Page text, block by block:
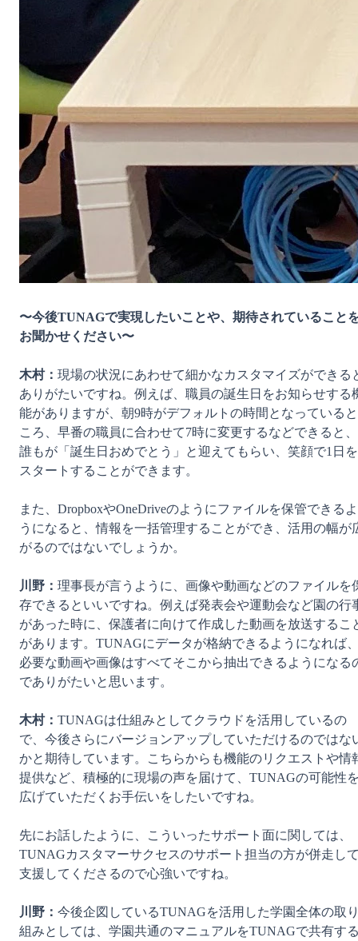
〜今後TUNAGで実現したいことや、期待されていること
お聞かせください〜
木村： 現場の状況にあわせて細かなカスタマイズができる
ありがたいですね。例えば、職員の誕生日をお知らせする
能がありますが、朝9時がデフォルトの時間となっていると
ころ、早番の職員に合わせて7時に変更するなどできると、
誰もが「誕生日おめでとう」と迎えてもらい、笑顔で1日を
スタートすることができます。
また、DropboxやOneDriveのようにファイルを保管できるよ
うになると、情報を一括管理することができ、活用の幅が
がるのではないでしょうか。
川野： 理事長が言うように、画像や動画などのファイルを
存できるといいですね。例えば発表会や運動会など園の行
があった時に、保護者に向けて作成した動画を放送するこ
があります。TUNAGにデータが格納できるようになれば
必要な動画や画像はすべてそこから抽出できるようになる
でありがたいと思います。
木村： TUNAGは仕組みとしてクラウドを活用しているの
で、今後さらにバージョンアップしていただけるのではな
かと期待しています。こちらからも機能のリクエストや情
提供など、積極的に現場の声を届けて、TUNAGの可能性
広げていただくお手伝いをしたいですね。
先にお話したように、こういったサポート面に関しては、
TUNAGカスタマーサクセスのサポート担当の方が併走し
支援してくださるので心強いですね。
川野： 今後企図しているTUNAGを活用した学園全体の取
組みとしては、学園共通のマニュアルをTUNAGで共有す